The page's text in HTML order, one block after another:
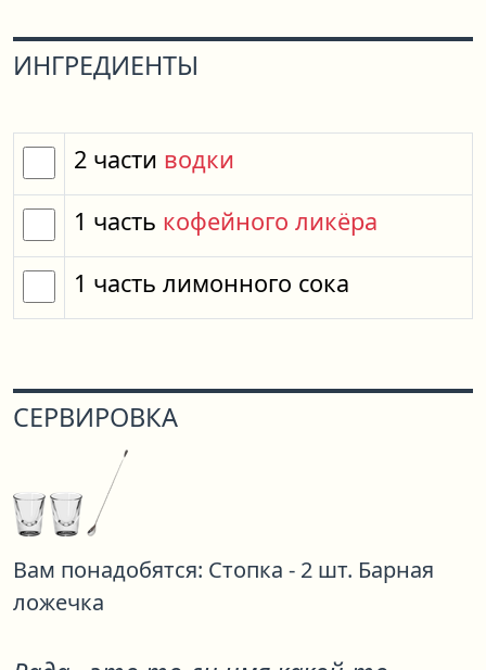
ИНГРЕДИЕНТЫ
2 части водки
1 часть кофейного ликёра
1 часть лимонного сока
СЕРВИРОВКА
Вам понадобятся: Стопка - 2 шт. Барная
ложечка